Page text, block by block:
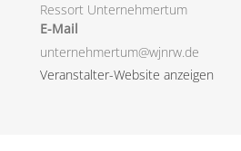
Ressort Unternehmertum
E-Mail
unternehmertum@wjnrw.de
Veranstalter-Website anzeigen